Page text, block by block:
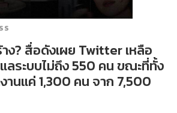
ง? สื่อดังเผย Twitter เหลือ
ลระบบไม่ถึง 550 คน ขณะที่ทั้ง
นแค่ 1,300 คน จาก 7,500